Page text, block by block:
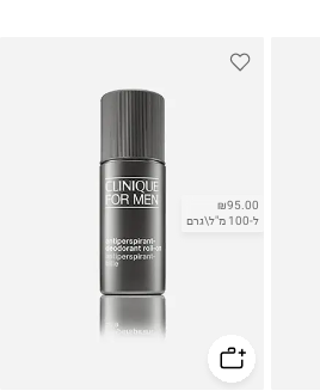
₪95.00
ל-100 מ"ל\גרם